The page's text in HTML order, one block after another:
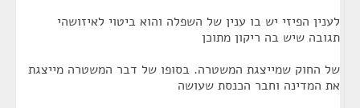
לענין הפיזי יש בו ענין של השפלה והוא ביטוי לאיזושהי
תגובה שיש בה ריקון מתוכן
של החוק שמייצגת המשטרה. בסופו של דבר המשטרה מייצגת
את המדינה וחבר הכנסת שעושה